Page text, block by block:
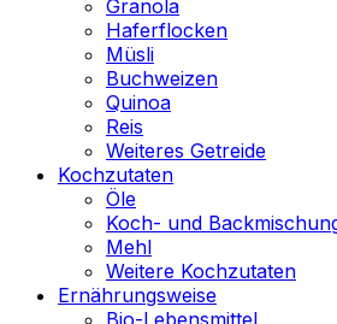
Granola
Haferflocken
Müsli
Buchweizen
Quinoa
Reis
Weiteres Getreide
Kochzutaten
Öle
Koch- und
Mehl
Weitere Kochzutaten
Ernährungsweise
Bio-Lebensmittel